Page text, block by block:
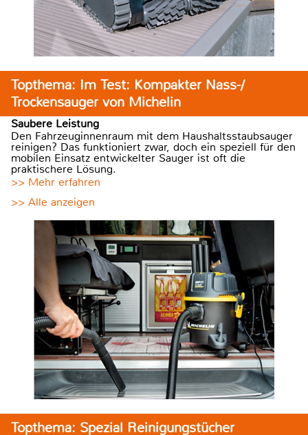
Topthema: Im Test: Kompakter Nass-/
Trockensauger von Michelin
Saubere Leistung
Den Fahrzeuginnenraum mit dem Haushaltsstaubsauger
reinigen? Das funktioniert zwar, doch ein speziell für den
mobilen Einsatz entwickelter Sauger ist oft die
praktischere Lösung.
>> Mehr erfahren
>> Alle anzeigen
Topthema: Spezial Reinigungstücher